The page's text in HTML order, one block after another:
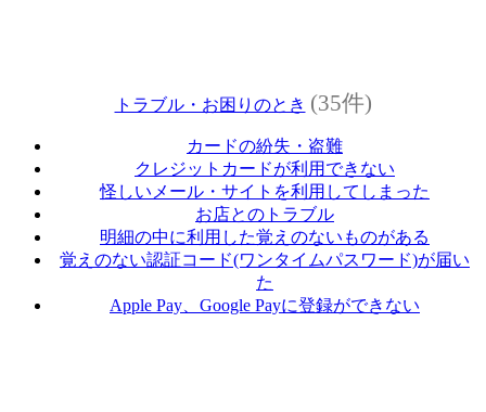
トラブル・お困りのとき (35件)
カードの紛失・盗難
クレジットカードが利用できない
怪しいメール・サイトを利用してしまった
お店とのトラブル
明細の中に利用した覚えのないものがある
覚えのない認証コード(ワンタイムパスワード)が届い
た
Apple Pay、Google Payに登録ができない